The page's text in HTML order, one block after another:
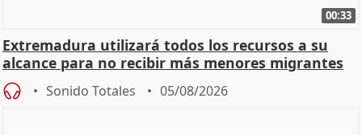
00:33
Extremadura utilizará todos los recursos a su
alcance para no recibir más menores migrantes
Sonido Totales 05/08/2026